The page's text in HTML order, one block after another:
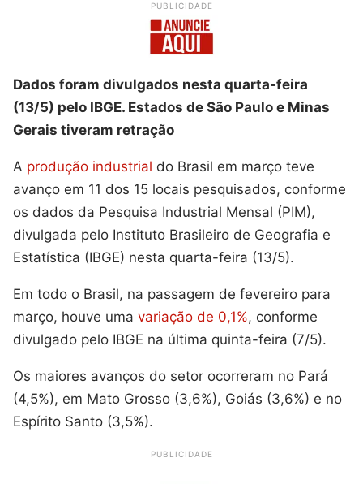
PUBLICIDADE
Dados foram divulgados nesta quarta-feira
(13/5) pelo IBGE. Estados de São Paulo e Minas
Gerais tiveram retração
A produção industrial do Brasil em março teve
avanço em 11 dos 15 locais pesquisados, conforme
os dados da Pesquisa Industrial Mensal (PIM),
divulgada pelo Instituto Brasileiro de Geografia e
Estatística (IBGE) nesta quarta-feira (13/5).
Em todo o Brasil, na passagem de fevereiro para
março, houve uma variação de 0,1%, conforme
divulgado pelo IBGE na última quinta-feira (7/5).
Os maiores avanços do setor ocorreram no Pará
(4,5%), em Mato Grosso (3,6%), Goiás (3,6%) e no
Espírito Santo (3,5%).
PUBLICIDADE